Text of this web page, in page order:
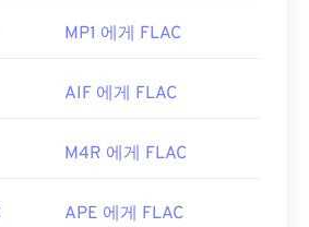
definition/12636/
로, 이름에서 "무료"라는 단어가
MP1 에게 FLAC
AIF 에게 FLAC
M4R 에게 FLAC
APE 에게 FLAC